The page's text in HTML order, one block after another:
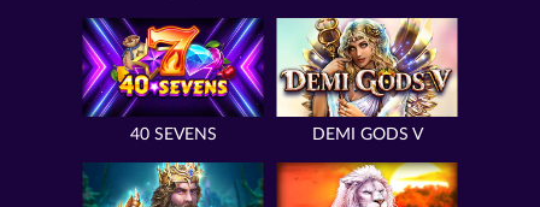
40 SEVENS DEMI GODS V